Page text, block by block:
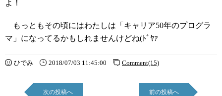
よ！
もっともその頃にはわたしは「キャリア50年のプログラ
マ」になってるかもしれませんけどね(ﾄﾞﾔｧ
ひでみ 2018/07/03 11:45:00 Comment(15)
次の投稿へ 前の投稿へ